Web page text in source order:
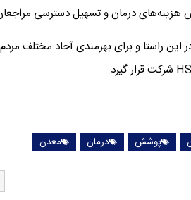
هزینه‌های درمان و تسهیل دسترسی
این راستا و برای بهرمندی آحاد مختلف
پوشش درمان معدن